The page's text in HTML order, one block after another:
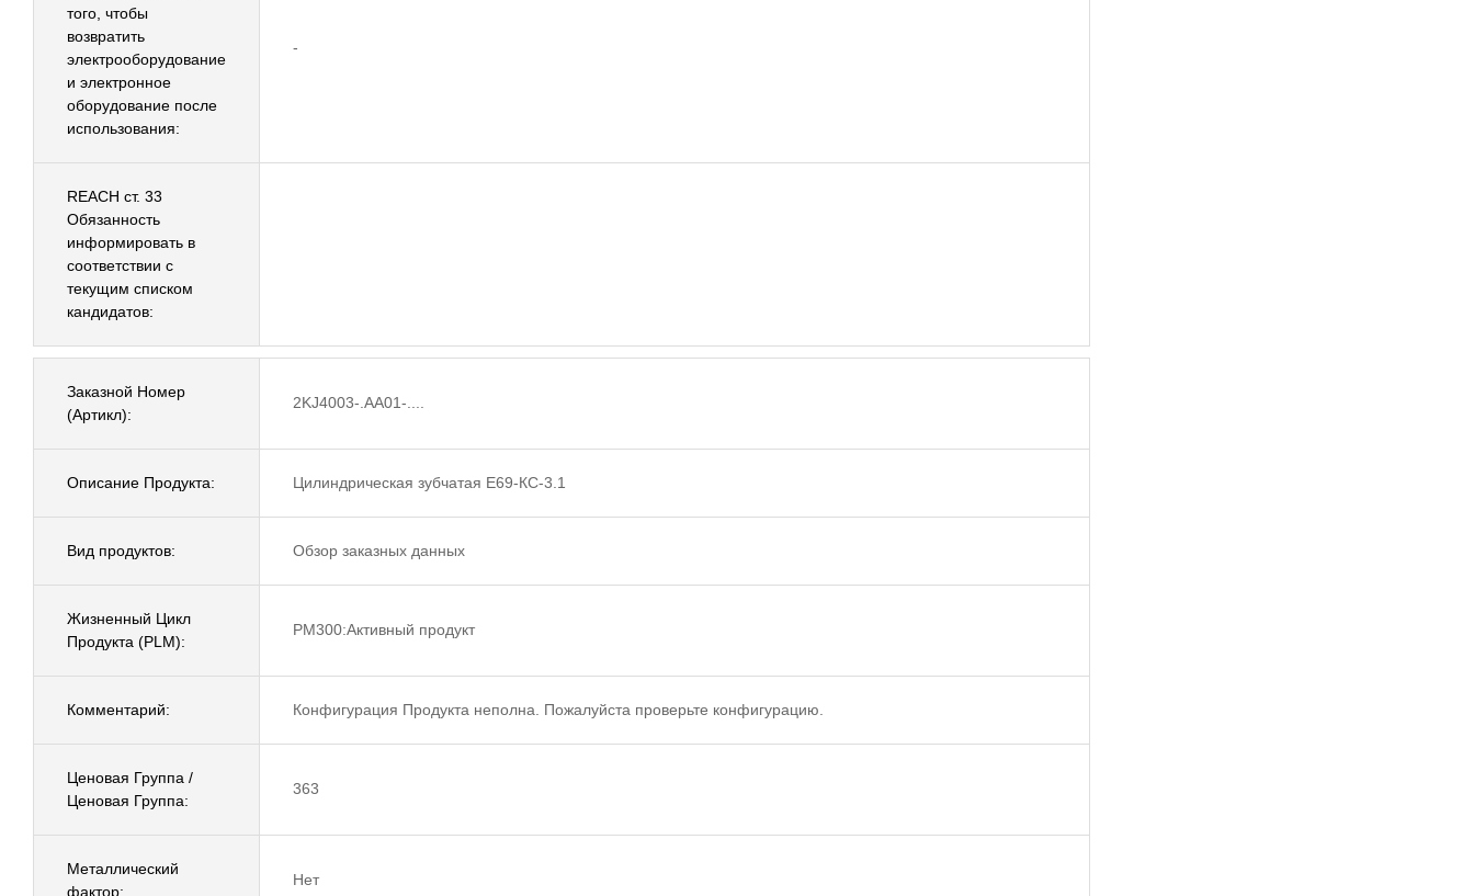
того, чтобы
возвратить
электрооборудование
и электронное
оборудование после
использования:
-
REACH ст. 33
Обязанность
информировать в
соответствии с
текущим списком
кандидатов:
Заказной Номер
(Артикл):
2KJ4003-.AA01-....
Описание Продукта: Цилиндрическая зубчатая E69-КС-3.1
Вид продуктов: Обзор заказных данных
Жизненный Цикл
Продукта (PLM):
PM300:Активный продукт
Комментарий: Конфигурация Продукта неполна. Пожалуйста проверьте конфигурацию.
Ценовая Группа /
Ценовая Группа:
363
Металлический
фактор:
Нет